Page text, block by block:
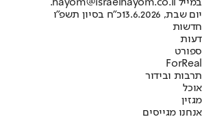
במייל hayom@israelhayom.co.il.
יום שבת, 13.6.2026
כ"ח בסיון תשפ"ו
חדשות
דעות
ספורט
ForReal
תרבות ובידור
אוכל
מגזין
אנחנו מגייסים